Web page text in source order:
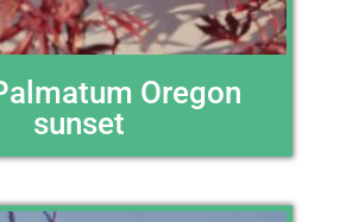
Oregon
sunset